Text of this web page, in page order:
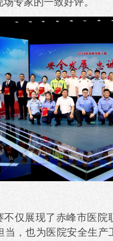
不仅展现了赤峰市医院
当，也为医院安全生产